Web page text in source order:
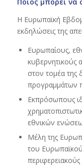
Η Ευρωπαϊκή
εκδηλώσεις της
Ευρωπαίους,
κυβερνητικούς
στον τομέα της
προγραμμάτων
Εκπρόσωπους
εθνικών
Μέλη της
του
περιφερειακούς